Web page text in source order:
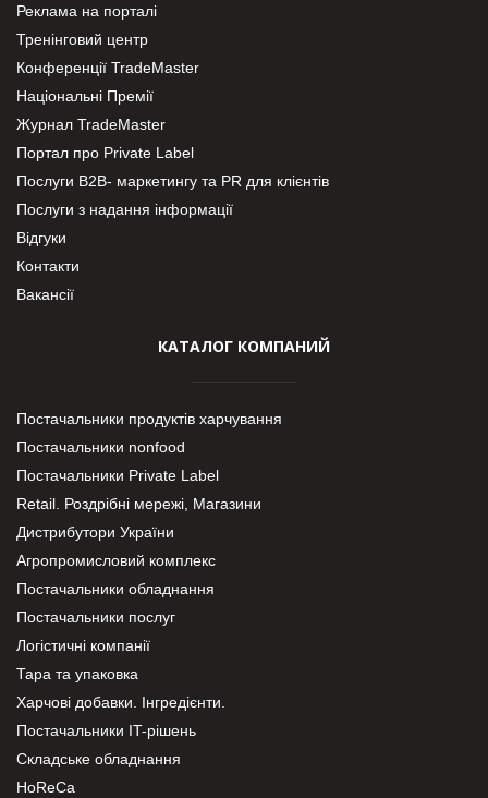
Реклама на порталі
Тренінговий центр
Конференції TradeMaster
Національні Премії
Журнал TradeMaster
Портал про Private Label
Послуги В2В- маркетингу та PR для клієнтів
Послуги з надання інформації
Відгуки
Контакти
Вакансії
КАТАЛОГ КОМПАНИЙ
Постачальники продуктів харчування
Постачальники nonfood
Постачальники Private Label
Retail. Роздрібні мережі, Магазини
Дистрибутори України
Агропромисловий комплекс
Постачальники обладнання
Постачальники послуг
Логістичні компанії
Тара та упаковка
Харчові добавки. Інгредієнти.
Постачальники IT-рішень
Складське обладнання
HoReCa